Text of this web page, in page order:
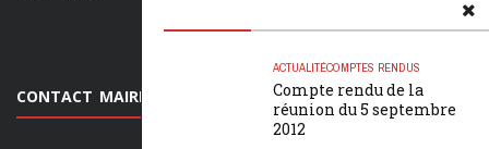
ACTUALITÉCOMPTES RENDUS
Compte rendu de la
réunion du 5 septembre
2012
CONTACT MAIRIE